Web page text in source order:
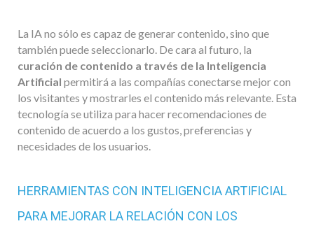
La IA no sólo es capaz de generar contenido, sino que
también puede seleccionarlo. De cara al futuro, la
curación de contenido a través de la Inteligencia
Artificial permitirá a las compañías conectarse mejor con
los visitantes y mostrarles el contenido más relevante. Esta
tecnología se utiliza para hacer recomendaciones de
contenido de acuerdo a los gustos, preferencias y
necesidades de los usuarios.
HERRAMIENTAS CON INTELIGENCIA ARTIFICIAL
PARA MEJORAR LA RELACIÓN CON LOS